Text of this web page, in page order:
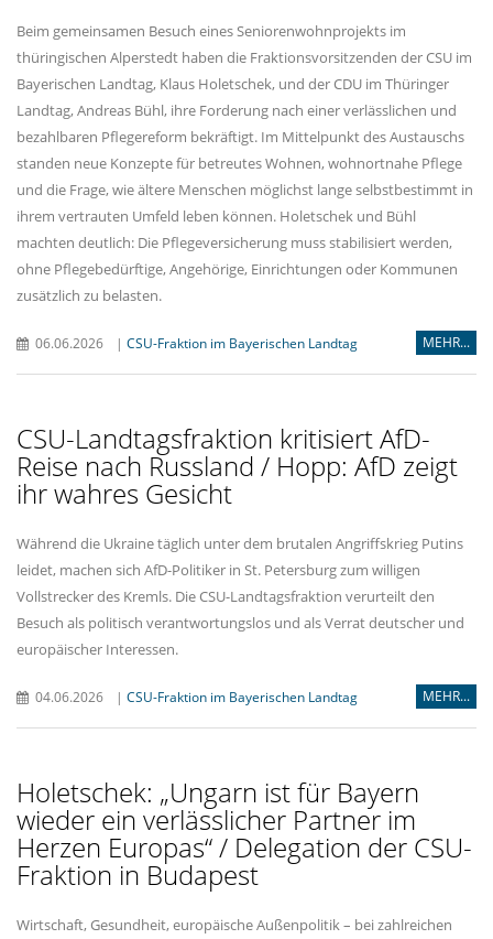
Beim gemeinsamen Besuch eines Seniorenwohnprojekts im
thüringischen Alperstedt haben die Fraktionsvorsitzenden der CSU im
Bayerischen Landtag, Klaus Holetschek, und der CDU im Thüringer
Landtag, Andreas Bühl, ihre Forderung nach einer verlässlichen und
bezahlbaren Pflegereform bekräftigt. Im Mittelpunkt des Austauschs
standen neue Konzepte für betreutes Wohnen, wohnortnahe Pflege
und die Frage, wie ältere Menschen möglichst lange selbstbestimmt in
ihrem vertrauten Umfeld leben können. Holetschek und Bühl
machten deutlich: Die Pflegeversicherung muss stabilisiert werden,
ohne Pflegebedürftige, Angehörige, Einrichtungen oder Kommunen
zusätzlich zu belasten.
06.06.2026 | CSU-Fraktion im Bayerischen Landtag MEHR...
CSU-Landtagsfraktion kritisiert AfD-
Reise nach Russland / Hopp: AfD zeigt
ihr wahres Gesicht
Während die Ukraine täglich unter dem brutalen Angriffskrieg Putins
leidet, machen sich AfD-Politiker in St. Petersburg zum willigen
Vollstrecker des Kremls. Die CSU-Landtagsfraktion verurteilt den
Besuch als politisch verantwortungslos und als Verrat deutscher und
europäischer Interessen.
04.06.2026 | CSU-Fraktion im Bayerischen Landtag MEHR...
Holetschek: „Ungarn ist für Bayern
wieder ein verlässlicher Partner im
Herzen Europas“ / Delegation der CSU-
Fraktion in Budapest
Wirtschaft, Gesundheit, europäische Außenpolitik – bei zahlreichen